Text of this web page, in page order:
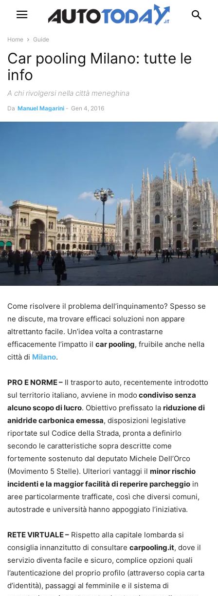
Home Guide
Car pooling Milano: tutte le
info
A chi rivolgersi nella città meneghina
Da Manuel Magarini - Gen 4, 2016
Come risolvere il problema dell’inquinamento? Spesso se
ne discute, ma trovare efficaci soluzioni non appare
altrettanto facile. Un’idea volta a contrastarne
efficacemente l’impatto il car pooling, fruibile anche nella
città di Milano.
PRO E NORME – Il trasporto auto, recentemente introdotto
sul territorio italiano, avviene in modo condiviso senza
alcuno scopo di lucro. Obiettivo prefissato la riduzione di
anidride carbonica emessa, disposizioni legislative
riportate sul Codice della Strada, pronta a definirlo
secondo le caratteristiche sopra descritte come
fortemente sostenuto dal deputato Michele Dell’Orco
(Movimento 5 Stelle). Ulteriori vantaggi il minor rischio
incidenti e la maggior facilità di reperire parcheggio in
aree particolarmente trafficate, così che diversi comuni,
autostrade e università hanno appoggiato l’iniziativa.
RETE VIRTUALE – Rispetto alla capitale lombarda si
consiglia innanzitutto di consultare carpooling.it, dove il
servizio diventa facile e sicuro, complice opzioni quali
l’autenticazione del proprio profilo (attraverso copia carta
d’identità), passaggi al femminile e il sistema di